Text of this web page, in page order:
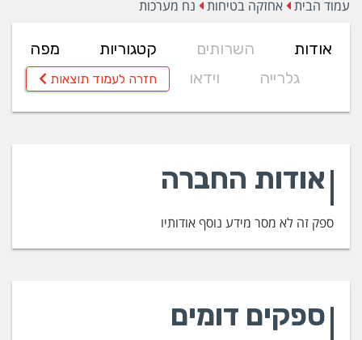
עמוד הבית אחזקה בטיחות נח מערכות
אודות השרותים קטגוריות
מפה
גלרייה
וידאו חזרה לעמוד תוצאות
אודות החברה
ספק זה לא מסר מידע נוסף אודותיו
ספקים דומים